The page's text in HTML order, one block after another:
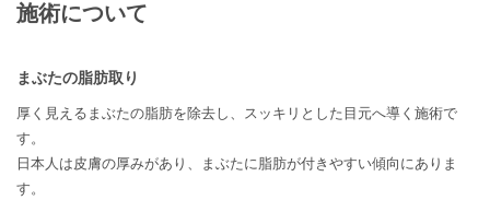
施術について
まぶたの脂肪取り
厚く見えるまぶたの脂肪を除去し、スッキリとした目元へ導く施術で
す。
日本人は皮膚の厚みがあり、まぶたに脂肪が付きやすい傾向にありま
す。